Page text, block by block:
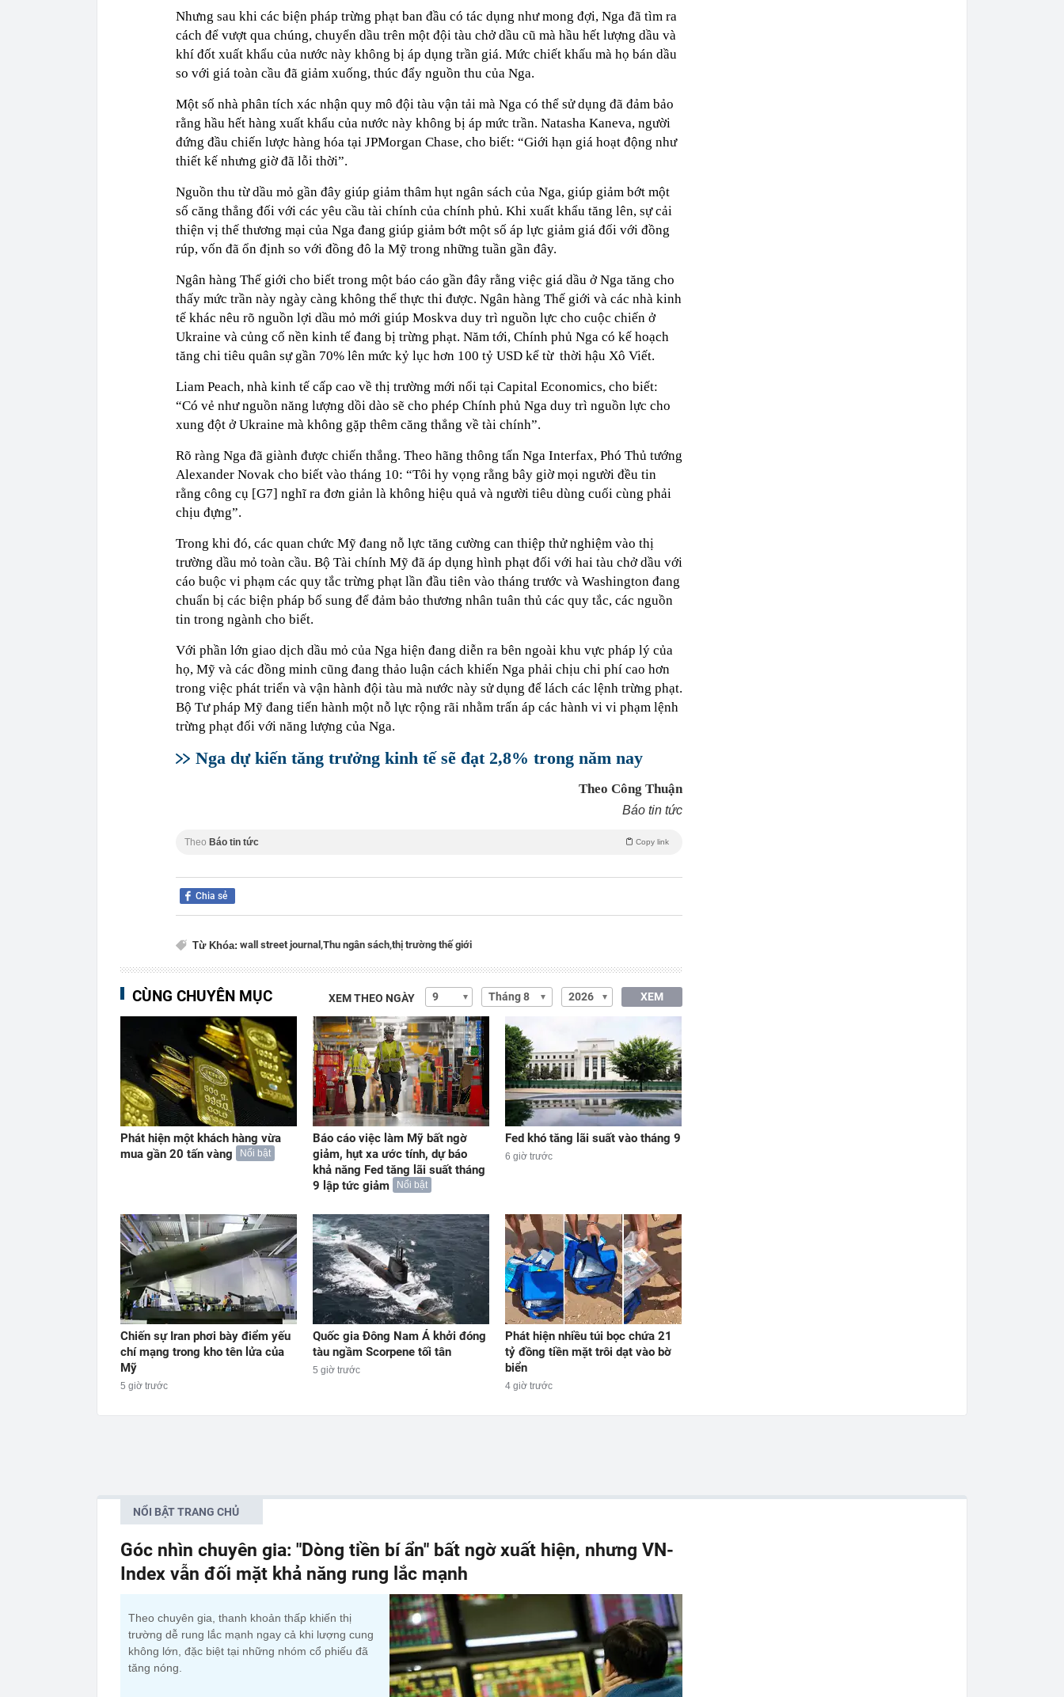
Nhưng sau khi các biện pháp trừng phạt ban đầu có tác dụng như mong đợi, Nga đã tìm ra
cách để vượt qua chúng, chuyển dầu trên một đội tàu chở dầu cũ mà hầu hết lượng dầu và
khí đốt xuất khẩu của nước này không bị áp dụng trần giá. Mức chiết khấu mà họ bán dầu
so với giá toàn cầu đã giảm xuống, thúc đẩy nguồn thu của Nga.
Một số nhà phân tích xác nhận quy mô đội tàu vận tải mà Nga có thể sử dụng đã đảm bảo
rằng hầu hết hàng xuất khẩu của nước này không bị áp mức trần. Natasha Kaneva, người
đứng đầu chiến lược hàng hóa tại JPMorgan Chase, cho biết: “Giới hạn giá hoạt động như
thiết kế nhưng giờ đã lỗi thời”.
Nguồn thu từ dầu mỏ gần đây giúp giảm thâm hụt ngân sách của Nga, giúp giảm bớt một
số căng thẳng đối với các yêu cầu tài chính của chính phủ. Khi xuất khẩu tăng lên, sự cải
thiện vị thế thương mại của Nga đang giúp giảm bớt một số áp lực giảm giá đối với đồng
rúp, vốn đã ổn định so với đồng đô la Mỹ trong những tuần gần đây.
Ngân hàng Thế giới cho biết trong một báo cáo gần đây rằng việc giá dầu ở Nga tăng cho
thấy mức trần này ngày càng không thể thực thi được. Ngân hàng Thế giới và các nhà kinh
tế khác nêu rõ nguồn lợi dầu mỏ mới giúp Moskva duy trì nguồn lực cho cuộc chiến ở
Ukraine và củng cố nền kinh tế đang bị trừng phạt. Năm tới, Chính phủ Nga có kế hoạch
tăng chi tiêu quân sự gần 70% lên mức kỷ lục hơn 100 tỷ USD kể từ thời hậu Xô Viết.
Liam Peach, nhà kinh tế cấp cao về thị trường mới nổi tại Capital Economics, cho biết:
“Có vẻ như nguồn năng lượng dồi dào sẽ cho phép Chính phủ Nga duy trì nguồn lực cho
xung đột ở Ukraine mà không gặp thêm căng thẳng về tài chính”.
Rõ ràng Nga đã giành được chiến thắng. Theo hãng thông tấn Nga Interfax, Phó Thủ tướng
Alexander Novak cho biết vào tháng 10: “Tôi hy vọng rằng bây giờ mọi người đều tin
rằng công cụ [G7] nghĩ ra đơn giản là không hiệu quả và người tiêu dùng cuối cùng phải
chịu đựng”.
Trong khi đó, các quan chức Mỹ đang nỗ lực tăng cường can thiệp thử nghiệm vào thị
trường dầu mỏ toàn cầu. Bộ Tài chính Mỹ đã áp dụng hình phạt đối với hai tàu chở dầu với
cáo buộc vi phạm các quy tắc trừng phạt lần đầu tiên vào tháng trước và Washington đang
chuẩn bị các biện pháp bổ sung để đảm bảo thương nhân tuân thủ các quy tắc, các nguồn
tin trong ngành cho biết.
Với phần lớn giao dịch dầu mỏ của Nga hiện đang diễn ra bên ngoài khu vực pháp lý của
họ, Mỹ và các đồng minh cũng đang thảo luận cách khiến Nga phải chịu chi phí cao hơn
trong việc phát triển và vận hành đội tàu mà nước này sử dụng để lách các lệnh trừng phạt.
Bộ Tư pháp Mỹ đang tiến hành một nỗ lực rộng rãi nhằm trấn áp các hành vi vi phạm lệnh
trừng phạt đối với năng lượng của Nga.
Nga dự kiến tăng trưởng kinh tế sẽ đạt 2,8% trong năm nay
Theo Công Thuận
Báo tin tức
Theo Báo tin tức Copy link
Chia sẻ
Từ Khóa: wall street journal,Thu ngân sách,thị trường thế giới
CÙNG CHUYÊN MỤC XEM THEO NGÀY XEM
Phát hiện một khách hàng vừa
mua gần 20 tấn vàng
Nổi bật
Báo cáo việc làm Mỹ bất ngờ
giảm, hụt xa ước tính, dự báo
khả năng Fed tăng lãi suất tháng
9 lập tức giảm
Nổi bật
Fed khó tăng lãi suất vào tháng 9
6 giờ trước
Chiến sự Iran phơi bày điểm yếu
chí mạng trong kho tên lửa của
Mỹ
5 giờ trước
Quốc gia Đông Nam Á khởi đóng
tàu ngầm Scorpene tối tân
5 giờ trước
Phát hiện nhiều túi bọc chứa 21
tỷ đồng tiền mặt trôi dạt vào bờ
biển
4 giờ trước
NỔI BẬT TRANG CHỦ
Góc nhìn chuyên gia: "Dòng tiền bí ẩn" bất ngờ xuất hiện, nhưng VN-
Index vẫn đối mặt khả năng rung lắc mạnh
Theo chuyên gia, thanh khoản thấp khiến thị
trường dễ rung lắc mạnh ngay cả khi lượng cung
không lớn, đặc biệt tại những nhóm cổ phiếu đã
tăng nóng.